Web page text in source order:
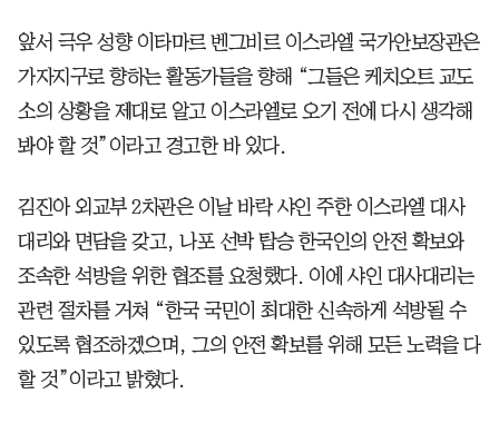
앞서 극우 성향 이타마르 벤그비르 이스라엘 국가안보장관은
가자지구로 향하는 활동가들을 향해 “그들은 케치오트 교도
소의 상황을 제대로 알고 이스라엘로 오기 전에 다시 생각해
봐야 할 것”이라고 경고한 바 있다.
김진아 외교부 2차관은 이날 바락 샤인 주한 이스라엘 대사
대리와 면담을 갖고, 나포 선박 탑승 한국인의 안전 확보와
조속한 석방을 위한 협조를 요청했다. 이에 샤인 대사대리는
관련 절차를 거쳐 “한국 국민이 최대한 신속하게 석방될 수
있도록 협조하겠으며, 그의 안전 확보를 위해 모든 노력을 다
할 것”이라고 밝혔다.